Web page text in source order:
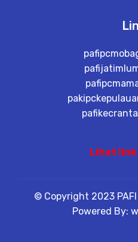
Lihat link
© Copyright 2023
Powered By: